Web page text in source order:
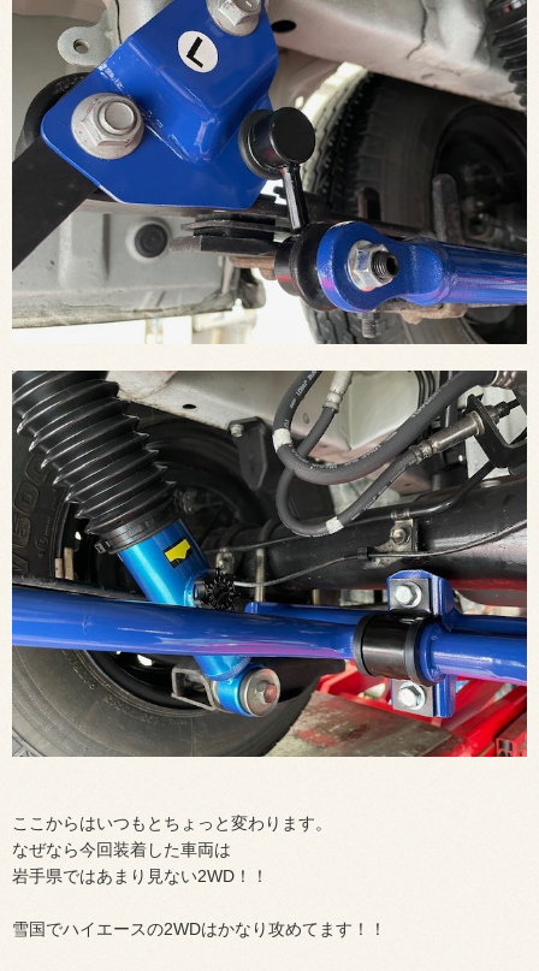
ここからはいつもとちょっと変わります。
なぜなら今回装着した車両は
岩手県ではあまり見ない2WD！！
雪国でハイエースの2WDはかなり攻めてます！！